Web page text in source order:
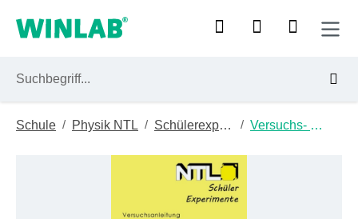
Zum Hauptinhalt springen
Schule / Physik NTL / Schülerexperimentiergeräte / Versuchs- Und Experimentieranleitungen